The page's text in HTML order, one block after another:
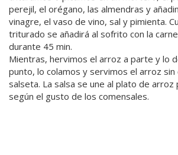
perejil, el orégano, las almendras y
vinagre, el vaso de vino, sal y pimienta.
triturado se añadirá al sofrito con la
durante 45 min.
Mientras, hervimos el arroz a parte y lo
punto, lo colamos y servimos el arroz sin
salseta. La salsa se une al plato de arroz
según el gusto de los comensales.